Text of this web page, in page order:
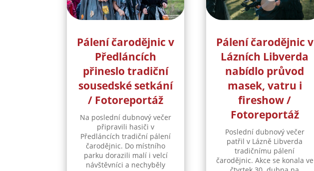
Pálení čarodějnic v
Předláncích
přineslo tradiční
sousedské setkání
/ Fotoreportáž
Na poslední dubnový večer
připravili hasiči v
Předláncích tradiční pálení
čarodějnic. Do místního
parku dorazili malí i velcí
návštěvníci a nechyběly
Pálení čarodějnic v
Lázních Libverda
nabídlo průvod
masek, vatru i
fireshow /
Fotoreportáž
Poslední dubnový večer
patřil v Lázně Libverda
tradičnímu pálení
čarodějnic. Akce se konala ve